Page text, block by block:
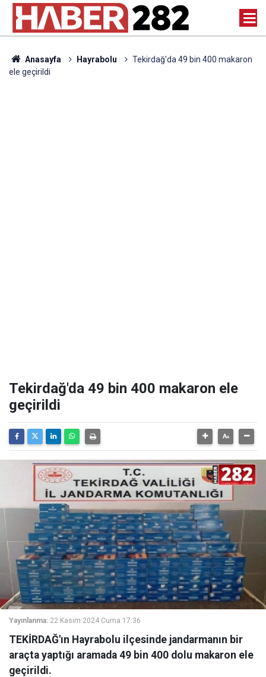
Anasayfa Hayrabolu
Tekirdağ'da 49 bin 400 makaron
ele geçirildi
Tekirdağ'da 49 bin 400 makaron ele
geçirildi
Yayınlanma: 22 Kasım 2024 Cuma 17:36
TEKİRDAĞ'ın Hayrabolu ilçesinde jandarmanın bir
araçta yaptığı aramada 49 bin 400 dolu makaron ele
geçirildi.